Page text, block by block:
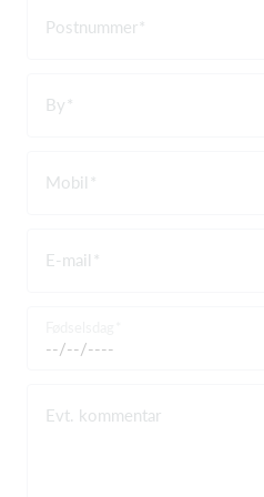
Postnummer
By
Mobil
E-mail
Evt. kommentar